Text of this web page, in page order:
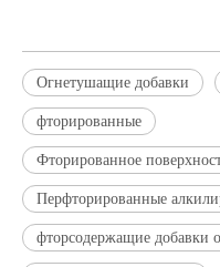
Огнетушащие добавки
фторированные
Фторированное
Перфторированные
фторсодержащие добавки